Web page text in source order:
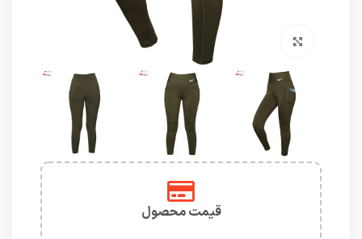
برای بزرگنمایی کلیک کنید
قیمت محصول